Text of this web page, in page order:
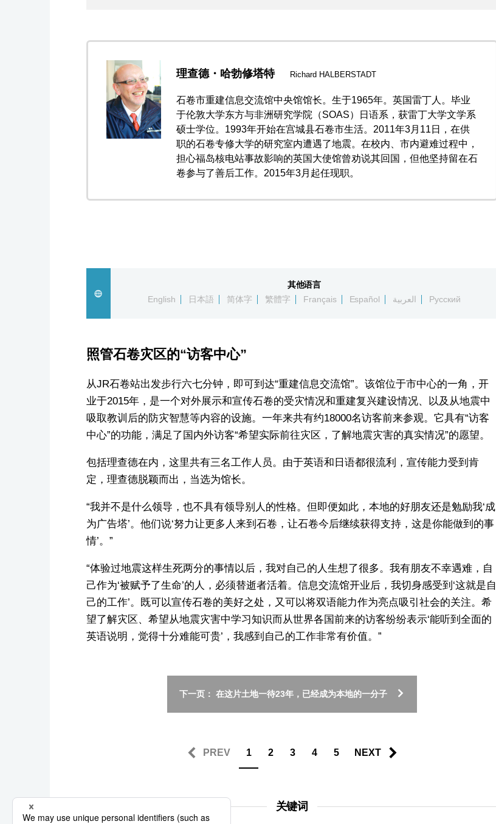
理查德・哈勃修塔特 Richard HALBERSTADT
石卷市重建信息交流馆中央馆馆长。生于1965年。英国雷丁人。毕业
于伦敦大学东方与非洲研究学院（SOAS）日语系，获雷丁大学文学系
硕士学位。1993年开始在宫城县石卷市生活。2011年3月11日，在供
职的石卷专修大学的研究室内遭遇了地震。在校内、市内避难过程中，
担心福岛核电站事故影响的英国大使馆曾劝说其回国，但他坚持留在石
卷参与了善后工作。2015年3月起任现职。
其他语言
English
日本語 简体字 繁體字 Français Español العربية Русский
照管石卷灾区的“访客中心”
从JR石卷站出发步行六七分钟，即可到达“重建信息交流馆”。该馆位于市中心的一角，开
业于2015年，是一个对外展示和宣传石卷的受灾情况和重建复兴建设情况、以及从地震中
吸取教训后的防灾智慧等内容的设施。一年来共有约18000名访客前来参观。它具有“访客
中心”的功能，满足了国内外访客“希望实际前往灾区，了解地震灾害的真实情况”的愿望。
包括理查德在内，这里共有三名工作人员。由于英语和日语都很流利，宣传能力受到肯
定，理查德脱颖而出，当选为馆长。
“我并不是什么领导，也不具有领导别人的性格。但即便如此，本地的好朋友还是勉励我‘成
为广告塔’。他们说‘努力让更多人来到石卷，让石卷今后继续获得支持，这是你能做到的事
情’。”
“体验过地震这样生死两分的事情以后，我对自己的人生想了很多。我有朋友不幸遇难，自
己作为‘被赋予了生命’的人，必须替逝者活着。信息交流馆开业后，我切身感受到‘这就是自
己的工作’。既可以宣传石卷的美好之处，又可以将双语能力作为亮点吸引社会的关注。希
望了解灾区、希望从地震灾害中学习知识而从世界各国前来的访客纷纷表示‘能听到全面的
英语说明，觉得十分难能可贵’，我感到自己的工作非常有价值。”
下一页： 在这片土地一待23年，已经成为本地的一分子
PREV 1 2 3 4 5 NEXT
关键词